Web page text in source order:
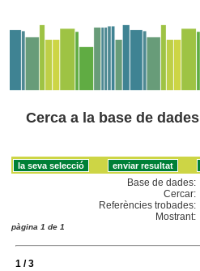
Cerca a la base de dades
Base de dades:
Cercar:
Referències trobades:
Mostrant:
pàgina 1 de 1
1 / 3